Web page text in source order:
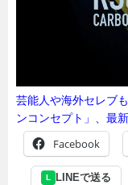
芸能人や海外セレブ
ンコンセプト」、最
Facebook
L LINEで送る